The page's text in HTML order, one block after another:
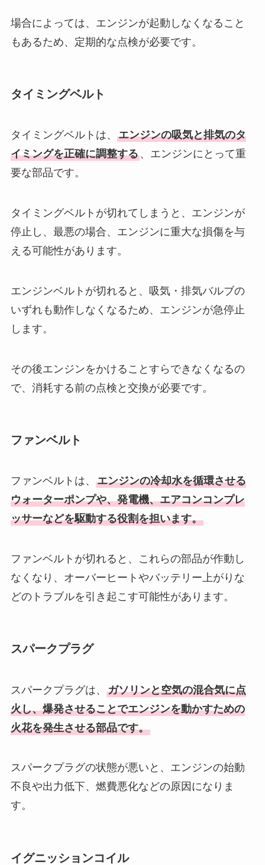
場合によっては、エンジンが起動しなくなること
もあるため、定期的な点検が必要です。
タイミングベルト
タイミングベルトは、 エンジンの吸気と排気のタ
イミングを正確に調整する、エンジンにとって重
要な部品です。
タイミングベルトが切れてしまうと、エンジンが
停止し、最悪の場合、エンジンに重大な損傷を与
える可能性があります。
エンジンベルトが切れると、吸気・排気バルブの
いずれも動作しなくなるため、エンジンが急停止
します。
その後エンジンをかけることすらできなくなるの
で、消耗する前の点検と交換が必要です。
ファンベルト
ファンベルトは、 エンジンの冷却水を循環させる
ウォーターポンプや、発電機、エアコンコンプレ
ッサーなどを駆動する役割を担います。
ファンベルトが切れると、これらの部品が作動し
なくなり、オーバーヒートやバッテリー上がりな
どのトラブルを引き起こす可能性があります。
スパークプラグ
スパークプラグは、 ガソリンと空気の混合気に点
火し、爆発させることでエンジンを動かすための
火花を発生させる部品です。
スパークプラグの状態が悪いと、エンジンの始動
不良や出力低下、燃費悪化などの原因になりま
す。
イグニッションコイル